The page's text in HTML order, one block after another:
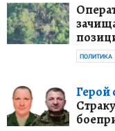
ПОЛИТИКА
Герой